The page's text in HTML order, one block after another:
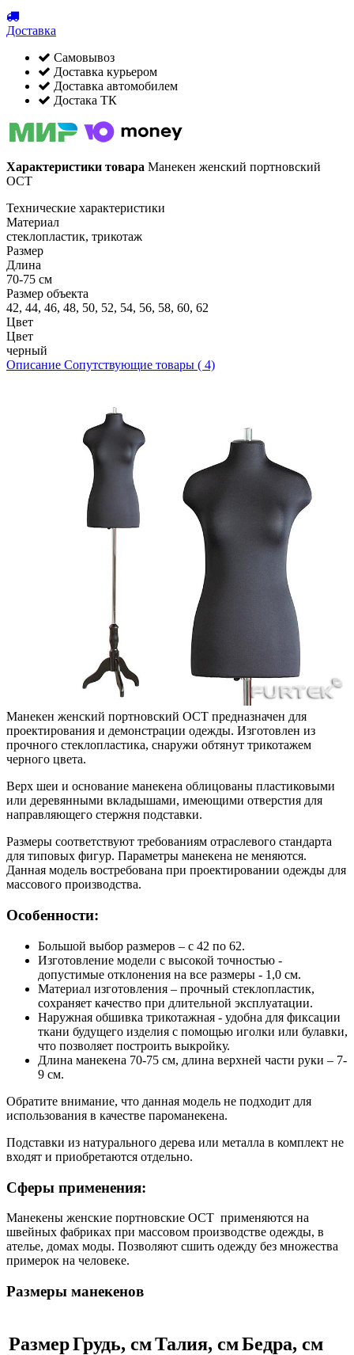
Доставка
Самовывоз
Доставка курьером
Доставка автомобилем
Достака ТК
Характеристики товара Манекен женский портновский
ОСТ
Технические характеристики
Материал
стеклопластик, трикотаж
Размер
Длина
70-75 см
Размер объекта
42, 44, 46, 48, 50, 52, 54, 56, 58, 60, 62
Цвет
Цвет
черный
Описание Сопутствующие товары ( 4)
Манекен женский портновский ОСТ предназначен для
проектирования и демонстрации одежды. Изготовлен из
прочного стеклопластика, снаружи обтянут трикотажем
черного цвета.
Верх шеи и основание манекена облицованы пластиковыми
или деревянными вкладышами, имеющими отверстия для
направляющего стержня подставки.
Размеры соответствуют требованиям отраслевого стандарта
для типовых фигур. Параметры манекена не меняются.
Данная модель востребована при проектировании одежды для
массового производства.
Особенности:
Большой выбор размеров – с 42 по 62.
Изготовление модели с высокой точностью -
допустимые отклонения на все размеры - 1,0 см.
Материал изготовления – прочный стеклопластик,
сохраняет качество при длительной эксплуатации.
Наружная обшивка трикотажная - удобна для фиксации
ткани будущего изделия с помощью иголки или булавки,
что позволяет построить выкройку.
Длина манекена 70-75 см, длина верхней части руки – 7-
9 см.
Обратите внимание, что данная модель не подходит для
использования в качестве пароманекена.
Подставки из натурального дерева или металла в комплект не
входят и приобретаются отдельно.
Сферы применения:
Манекены женские портновские ОСТ применяются на
швейных фабриках при массовом производстве одежды, в
ателье, домах моды. Позволяют сшить одежду без множества
примерок на человеке.
Размеры манекенов
РазмерГрудь, смТалия, смБедра, см